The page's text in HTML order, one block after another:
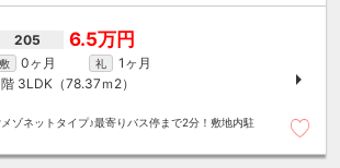
205 6.5万円
敷 0ヶ月 礼
1ヶ月
3LDK（78.37ｍ 2）
ゾネットタイプ♪最寄りバス停まで2分！敷地内駐